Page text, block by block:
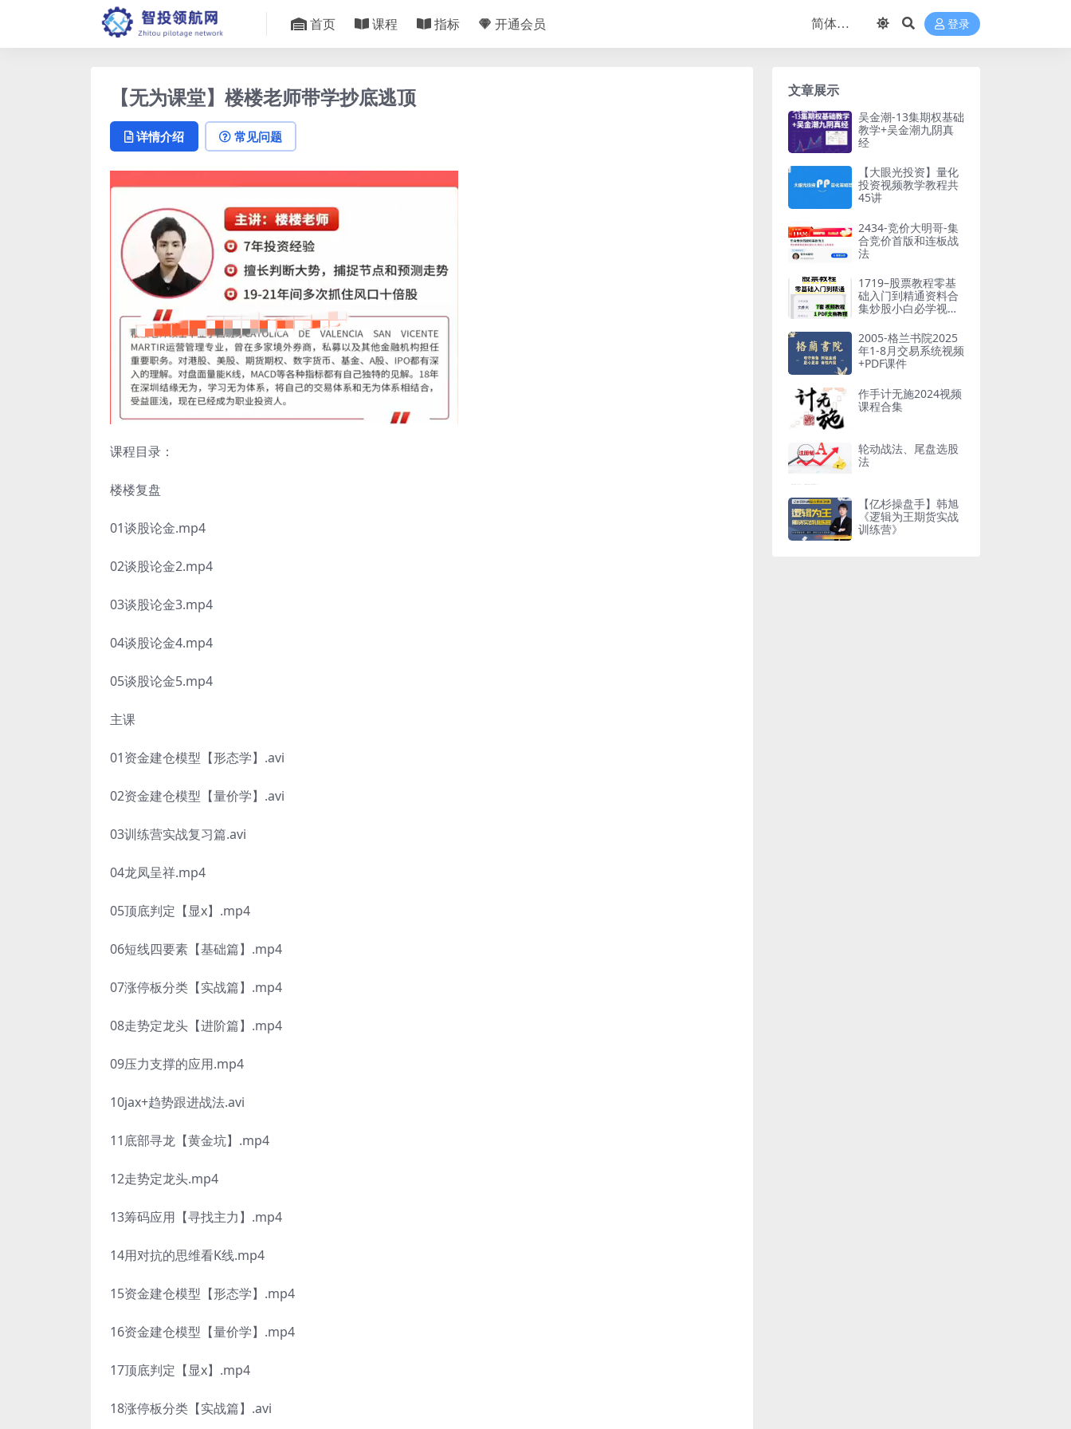
首页 课程 指标 开通会员 登录
【无为课堂】楼楼老师带学抄底逃顶
详情介绍 常见问题
课程目录：
楼楼复盘
01谈股论金.mp4
02谈股论金2.mp4
03谈股论金3.mp4
04谈股论金4.mp4
05谈股论金5.mp4
主课
01资金建仓模型【形态学】.avi
02资金建仓模型【量价学】.avi
03训练营实战复习篇.avi
04龙凤呈祥.mp4
05顶底判定【显x】.mp4
06短线四要素【基础篇】.mp4
07涨停板分类【实战篇】.mp4
08走势定龙头【进阶篇】.mp4
09压力支撑的应用.mp4
10jax+趋势跟进战法.avi
11底部寻龙【黄金坑】.mp4
12走势定龙头.mp4
13筹码应用【寻找主力】.mp4
14用对抗的思维看K线.mp4
15资金建仓模型【形态学】.mp4
16资金建仓模型【量价学】.mp4
17顶底判定【显x】.mp4
18涨停板分类【实战篇】.avi
文章展示
吴金潮-13集期权基础
教学+吴金潮九阴真
经
【大眼光投资】量化
投资视频教学教程共
45讲
2434-竞价大明哥-集
合竞价首版和连板战
法
1719–股票教程零基
础入门到精通资料合
集炒股小白必学视频
2005-格兰书院2025
年1-8月交易系统视频
+PDF课件
作手计无施2024视频
课程合集
轮动战法、尾盘选股
法
【亿杉操盘手】韩旭
《逻辑为王期货实战
训练营》